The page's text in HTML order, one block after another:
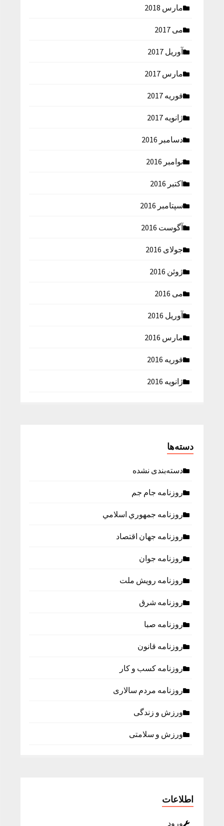
مارس 2018
می 2017
آوریل 2017
مارس 2017
فوریه 2017
ژانویه 2017
دسامبر 2016
نوامبر 2016
اکتبر 2016
سپتامبر 2016
آگوست 2016
جولای 2016
ژوئن 2016
می 2016
آوریل 2016
مارس 2016
فوریه 2016
ژانویه 2016
دسته‌ها
دسته‌بندی نشده
روزنامه جام جم
روزنامه جمهوري اسلامي
روزنامه جهان اقتصاد
روزنامه جوان
روزنامه رویش ملت
روزنامه شرق
روزنامه صبا
روزنامه قانون
روزنامه كسب و كار
روزنامه مردم سالاری
ورزش و زندگی
ورزش و سلامتی
اطلاعات
ورود